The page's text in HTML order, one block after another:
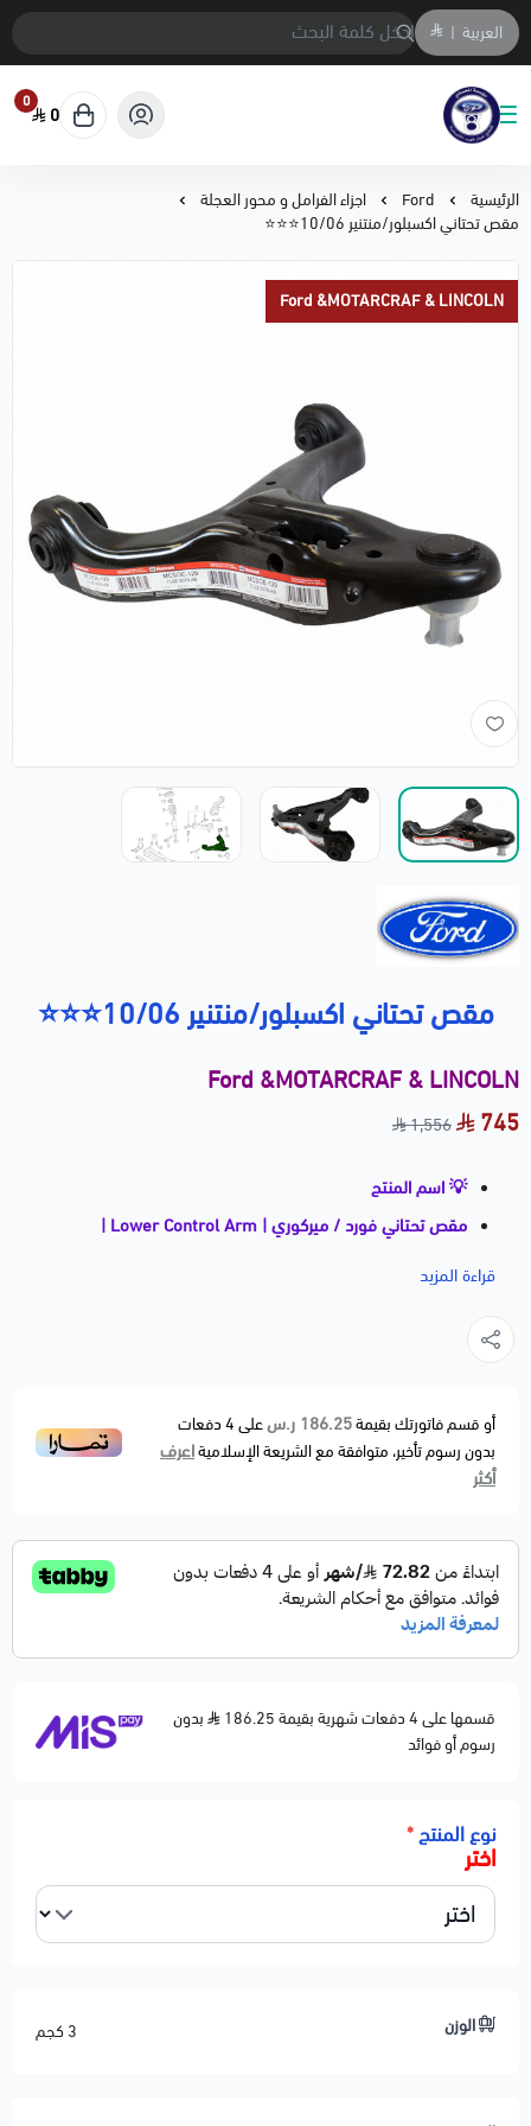
العربية |
متجر المحمادي لقطع السيارات
0
0
الرئيسية Ford
اجزاء الفرامل و محور العجلة
مقص تحتاني اكسبلور/منتنير 10/06⭐⭐⭐
Ford &MOTARCRAF & LINCOLN
مقص تحتاني اكسبلور/منتنير 10/06⭐⭐⭐
Ford &MOTARCRAF & LINCOLN
745
1,556
💡 اسم المنتج
مقص تحتاني فورد / ميركوري | Lower Control Arm |
⭐⭐⭐⭐
ثابتة وآمنة.
بديل مطابق للمواصفات الأصلية OEM Fitment.
Explorer — 2006–2010
Explorer Sport Trac — 2007–2010
⚙️ مواصفات المنتج
النوع: مقص تحتاني أمامي
الوظيفة: تثبيت المقص والعفريته وتقليل الاهتزاز
يساعد على تحسين تماسك الدركسون واستقرار السيارة
خامة قوية مقاومة للاهتزاز والضغط
تركيب مباشر بدون تعديل
الحالة: جديد 100%
قراءة المزيد
أو قسم فاتورتك بقيمة186.25 ر.س على4دفعات
بدون رسوم تأخير، متوافقة مع الشريعة الإسلاميةاعرف
أكثر
قسمها على 4 دفعات شهرية بقيمة 186.25
بدون
رسوم أو فوائد
نوع المنتج*
اختر
الوزن 3 كجم